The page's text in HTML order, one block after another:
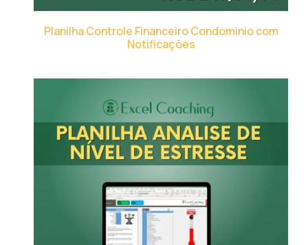
Planilha Controle Financeiro Condominio com
Notificações